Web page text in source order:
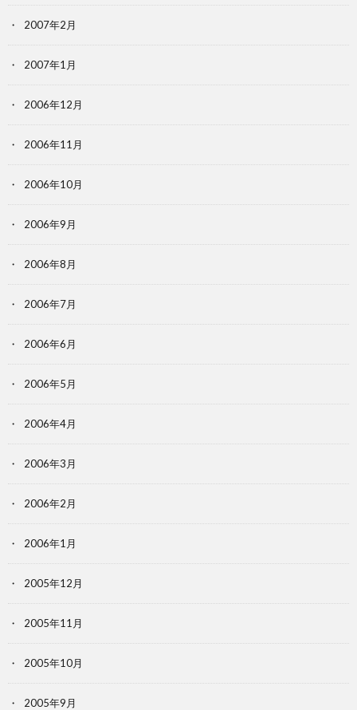
2007年2月
2007年1月
2006年12月
2006年11月
2006年10月
2006年9月
2006年8月
2006年7月
2006年6月
2006年5月
2006年4月
2006年3月
2006年2月
2006年1月
2005年12月
2005年11月
2005年10月
2005年9月